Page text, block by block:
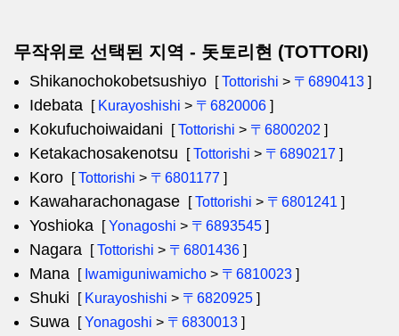
무작위로 선택된 지역 - 돗토리현 (TOTTORI)
Shikanochokobetsushiyo [Tottorishi > 〒6890413 ]
Idebata [ Kurayoshishi > 〒6820006 ]
Kokufuchoiwaidani [Tottorishi > 〒6800202 ]
Ketakachosakenotsu [Tottorishi > 〒6890217 ]
Koro [Tottorishi > 〒6801177 ]
Kawaharachonagase [Tottorishi > 〒6801241 ]
Yoshioka [Yonagoshi > 〒6893545 ]
Nagara [Tottorishi > 〒6801436 ]
Mana [ Iwamiguniwamicho > 〒6810023 ]
Shuki [ Kurayoshishi > 〒6820925 ]
Suwa [Yonagoshi > 〒6830013 ]